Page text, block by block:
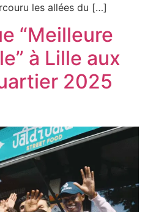
les allées du […]
“Meilleure
à Lille aux
2025